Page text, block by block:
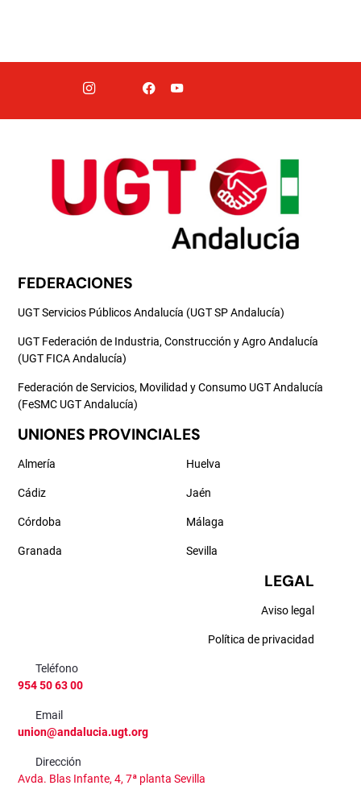
FEDERACIONES
UGT Servicios Públicos Andalucía (UGT SP Andalucía)
UGT Federación de Industria, Construcción y Agro Andalucía
(UGT FICA Andalucía)
Federación de Servicios, Movilidad y Consumo UGT Andalucía
(FeSMC UGT Andalucía)
UNIONES PROVINCIALES
Almería
Cádiz
Córdoba
Granada
Huelva
Jaén
Málaga
Sevilla
LEGAL
Aviso legal
Política de privacidad
Teléfono
954 50 63 00
Email
union@andalucia.ugt.org
Dirección
Avda. Blas Infante, 4, 7ª planta Sevilla